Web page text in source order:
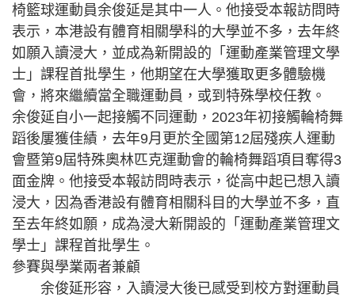
椅籃球運動員余俊延是其中一人。他接受本報訪問時
表示，本港設有體育相關學科的大學並不多，去年終
如願入讀浸大，並成為新開設的「運動產業管理文學
士」課程首批學生，他期望在大學獲取更多體驗機
會，將來繼續當全職運動員，或到特殊學校任教。
余俊延自小一起接觸不同運動，2023年初接觸輪椅舞
蹈後屢獲佳績，去年9月更於全國第12屆殘疾人運動
會暨第9屆特殊奧林匹克運動會的輪椅舞蹈項目奪得3
面金牌。他接受本報訪問時表示，從高中起已想入讀
浸大，因為香港設有體育相關科目的大學並不多，直
至去年終如願，成為浸大新開設的「運動產業管理文
學士」課程首批學生。
參賽與學業兩者兼顧
余俊延形容，入讀浸大後已感受到校方對運動員